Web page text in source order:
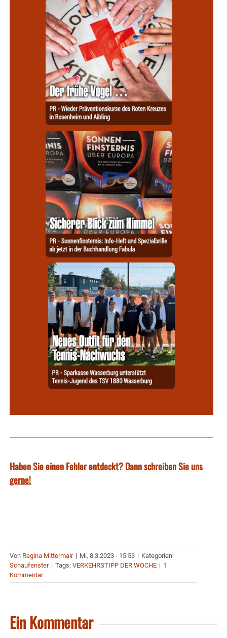
Haben Sie einen Fehler entdeckt? Dann schreiben Sie uns
gerne!
Von Regina Mittermair | Mi. 8.3.2023 - 15:53 | Kategorien:
Schaufenster | Tags: VERKEHRSTIPP DER WOCHE | 1
Kommentar
Ein Kommentar